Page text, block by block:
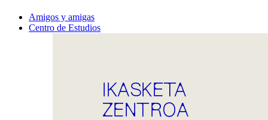
Amigos y amigas
Centro de Estudios